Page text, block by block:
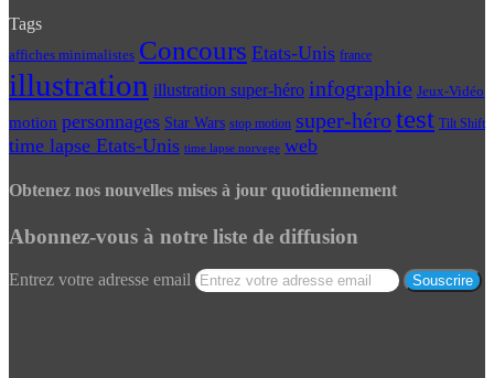
Tags
affiches minimalistes Concours Etats-Unis france
illustration illustration super-héro infographie Jeux-Vidéo
motion personnages Star Wars stop motion super-hérotest Tilt Shift
time lapse Etats-Unis time lapse norvege web
Obtenez nos nouvelles mises à jour quotidiennement
Abonnez-vous à notre liste de diffusion
Entrez votre adresse email